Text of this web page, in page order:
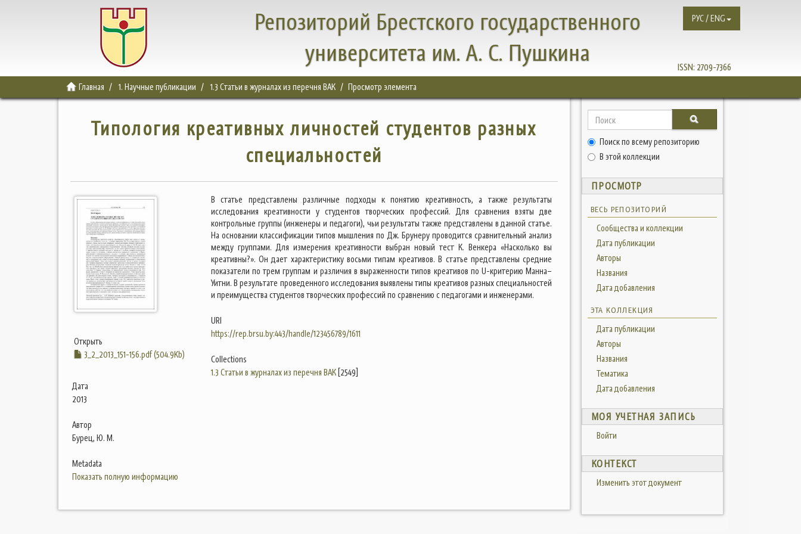
Репозиторий Брестского государственного
университета им. А. С. Пушкина
ISSN: 2709-7366
РУС / ENG
Главная 1. Научные публикации 1.3 Статьи в журналах из перечня ВАК Просмотр элемента
Типология креативных личностей студентов разных
специальностей
Открыть
3_2_2013_151-156.pdf (504.9Kb)
Дата
2013
Автор
Бурец, Ю. М.
Metadata
Показать полную информацию
В статье представлены различные подходы к понятию креативность, а также результаты
исследования креативности у студентов творческих профессий. Для сравнения взяты две
контрольные группы (инженеры и педагоги), чьи результаты также представлены в данной статье.
На основании классификации типов мышления по Дж. Брунеру проводится сравнительный анализ
между группами. Для измерения креативности выбран новый тест К. Венкера «Насколько вы
креативны?». Он дает характеристику восьми типам креативов. В статье представлены средние
показатели по трем группам и различия в выраженности типов креативов по U-критерию Манна–
Уитни. В результате проведенного исследования выявлены типы креативов разных специальностей
и преимущества студентов творческих профессий по сравнению с педагогами и инженерами.
URI
https://rep.brsu.by:443/handle/123456789/1611
Collections
1.3 Статьи в журналах из перечня ВАК[2549]
Поиск по всему репозиторию
В этой коллекции
ПРОСМОТР
ВЕСЬ РЕПОЗИТОРИЙ
Сообщества и коллекции
Дата публикации
Авторы
Названия
Дата добавления
ЭТА КОЛЛЕКЦИЯ
Дата публикации
Авторы
Названия
Тематика
Дата добавления
МОЯ УЧЕТНАЯ ЗАПИСЬ
Войти
КОНТЕКСТ
Изменить этот документ